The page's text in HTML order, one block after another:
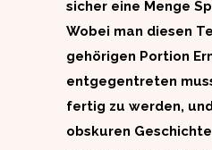
sicher eine Menge
Wobei man diesen
gehörigen Portion
entgegentreten
fertig zu werden,
obskuren